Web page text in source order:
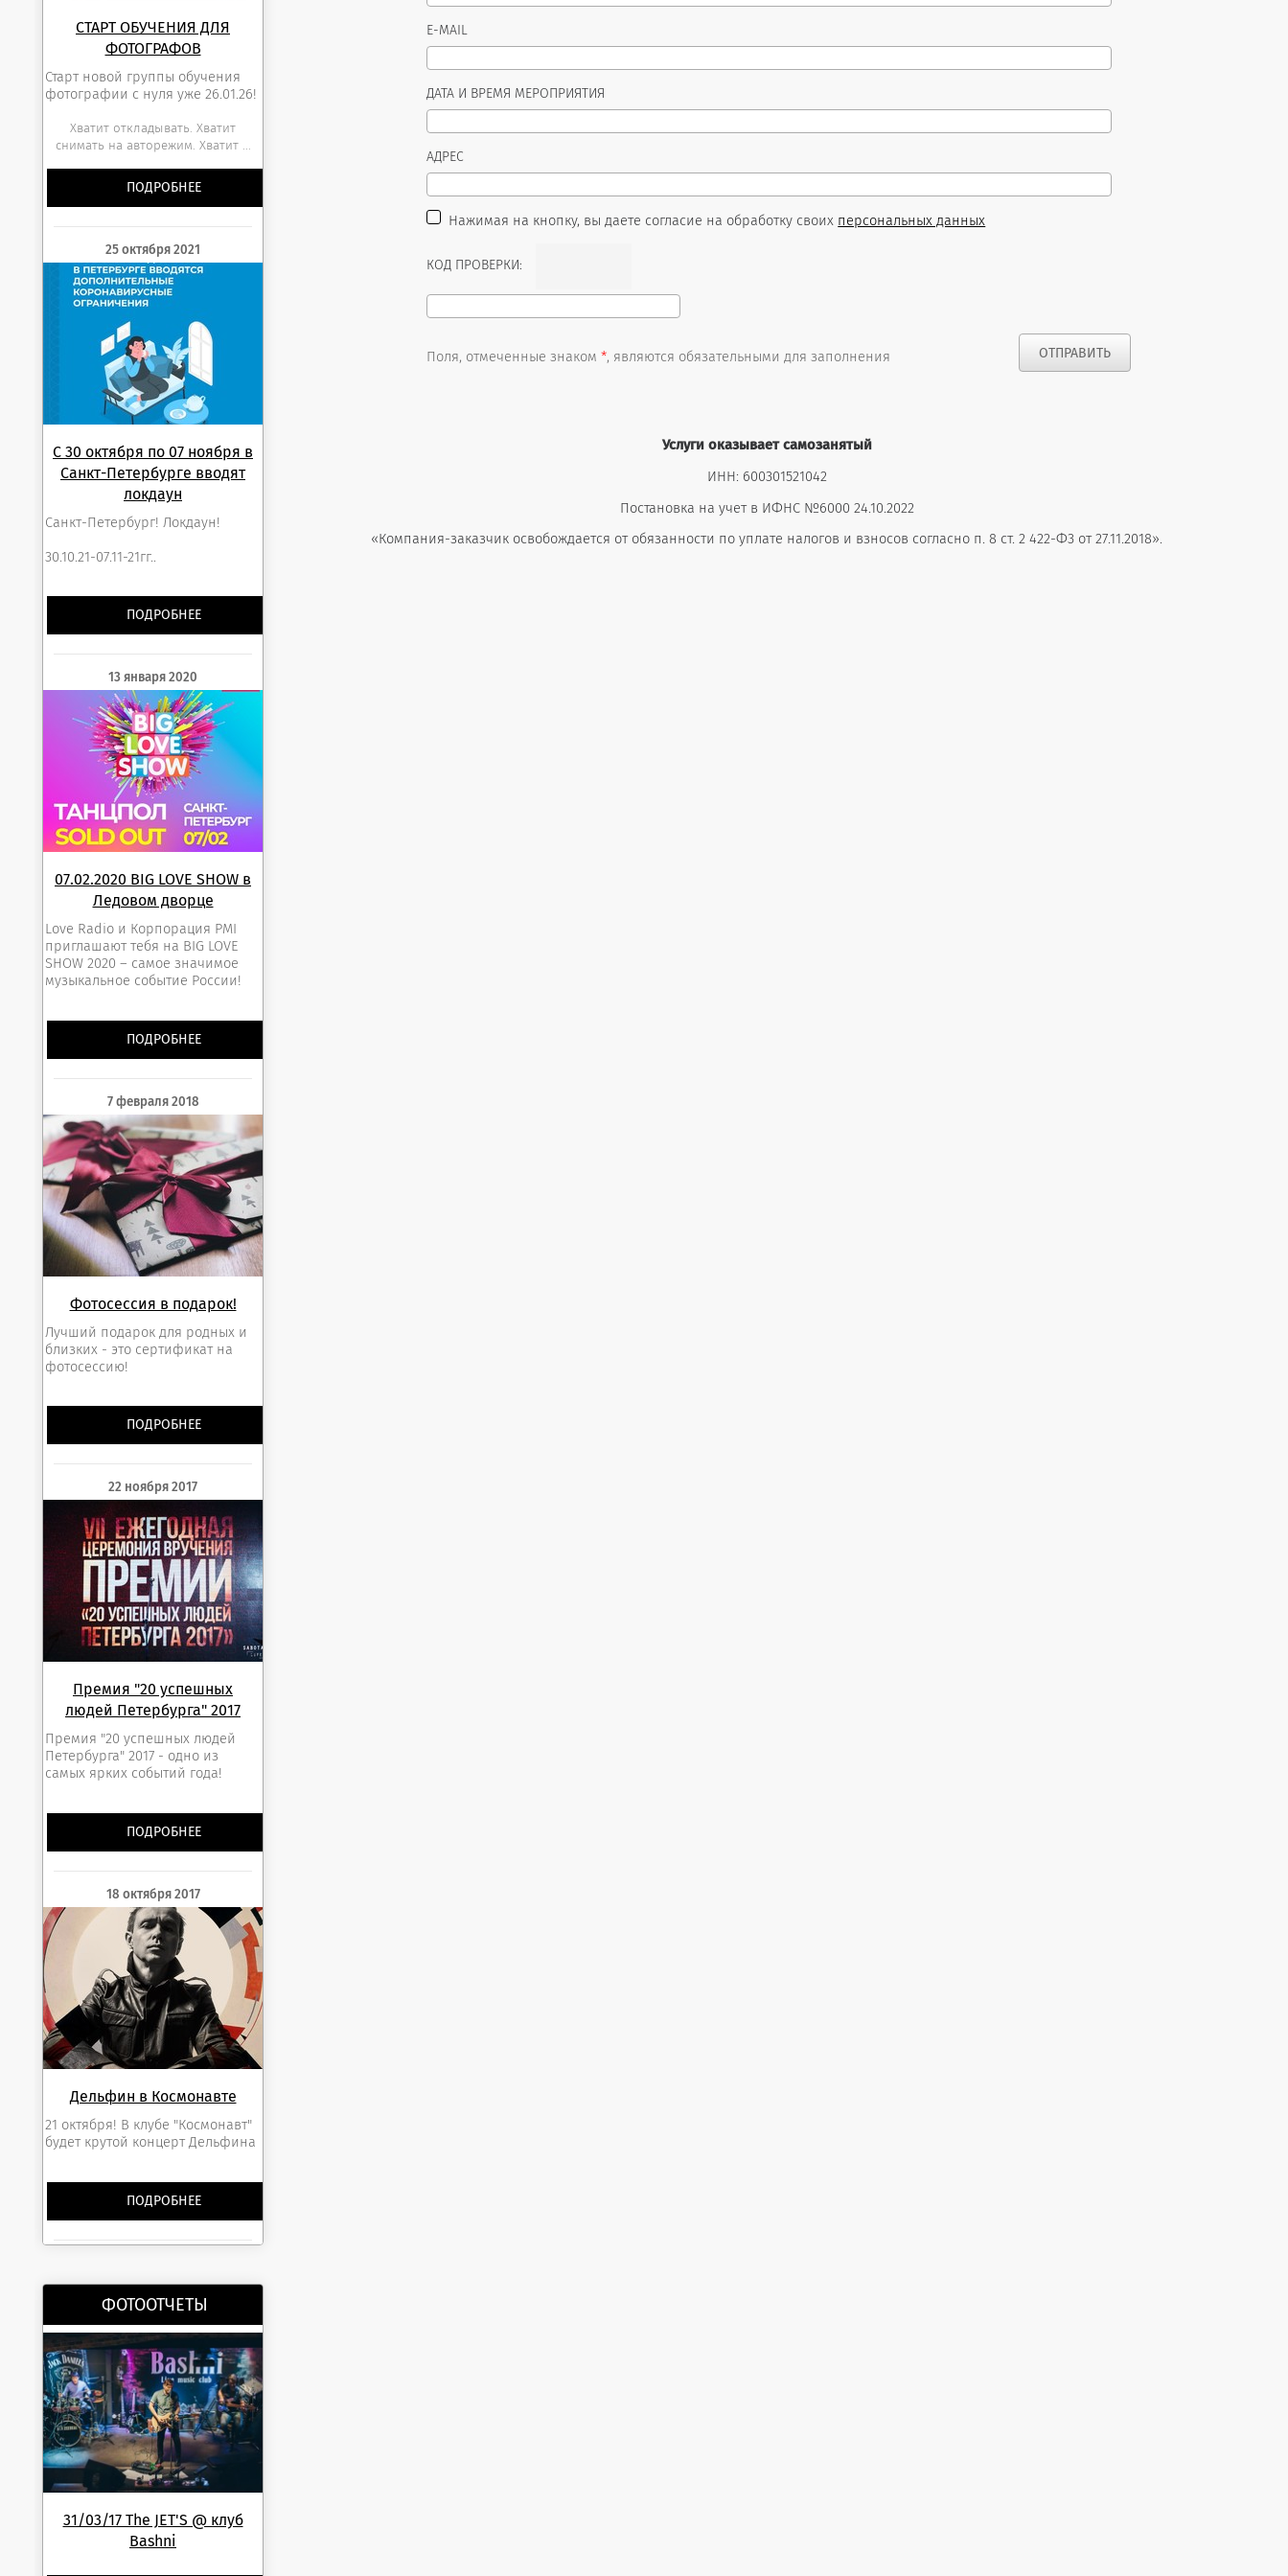
СТАРТ ОБУЧЕНИЯ ДЛЯ
ФОТОГРАФОВ
Старт новой группы обучения
фотографии с нуля уже 26.01.26!
Хватит откладывать. Хватит
снимать на авторежим. Хватит ...
ПОДРОБНЕЕ
25 октября 2021
С 30 октября по 07 ноября в
Санкт-Петербурге вводят
локдаун
Санкт-Петербург! Локдаун!
30.10.21-07.11-21гг..
ПОДРОБНЕЕ
13 января 2020
07.02.2020 BIG LOVE SHOW в
Ледовом дворце
Love Radio и Корпорация PMI
приглашают тебя на BIG LOVE
SHOW 2020 – самое значимое
музыкальное событие России!
ПОДРОБНЕЕ
7 февраля 2018
Фотосессия в подарок!
Лучший подарок для родных и
близких - это сертификат на
фотосессию!
ПОДРОБНЕЕ
22 ноября 2017
Премия "20 успешных
людей Петербурга" 2017
Премия "20 успешных людей
Петербурга" 2017 - одно из
самых ярких событий года!
ПОДРОБНЕЕ
18 октября 2017
Дельфин в Космонавте
21 октября! В клубе "Космонавт"
будет крутой концерт Дельфина
ПОДРОБНЕЕ
ФОТООТЧЕТЫ
31/03/17 The JET'S @ клуб
Bashni
E-MAIL
ДАТА И ВРЕМЯ МЕРОПРИЯТИЯ
АДРЕС
Нажимая на кнопку, вы даете согласие на обработку своих персональных данных
КОД ПРОВЕРКИ:
Поля, отмеченные знаком*, являются обязательными для заполнения
Услуги оказывает самозанятый
ИНН: 600301521042
Постановка на учет в ИФНС №6000 24.10.2022
«Компания-заказчик освобождается от обязанности по уплате налогов и взносов согласно п. 8 ст. 2 422-Ф3 от 27.11.2018».